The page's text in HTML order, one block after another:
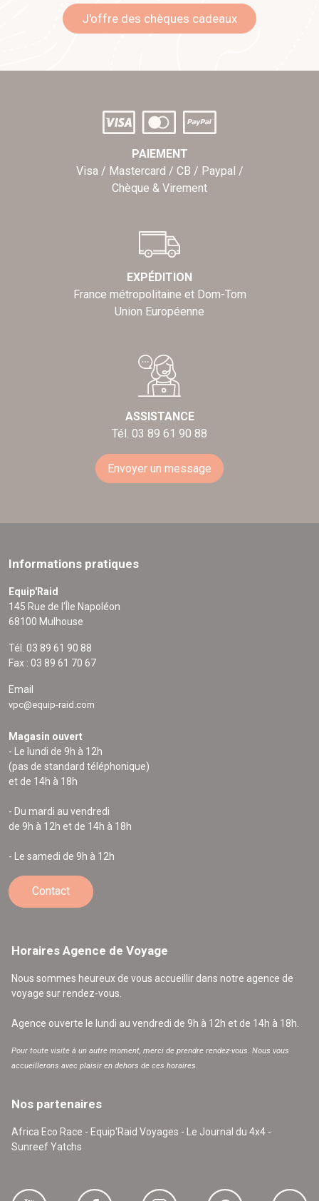
J'offre des chèques cadeaux
PAIEMENT
Visa / Mastercard / CB / Paypal /
Chèque & Virement
EXPÉDITION
France métropolitaine et Dom-Tom
Union Européenne
ASSISTANCE
Tél. 03 89 61 90 88
Envoyer un message
Informations pratiques
Equip'Raid
145 Rue de l'Île Napoléon
68100 Mulhouse
Tél. 03 89 61 90 88
Fax : 03 89 61 70 67
Email
vpc@equip-raid.com
Magasin ouvert
- Le lundi de 9h à 12h
(pas de standard téléphonique)
et de 14h à 18h
- Du mardi au vendredi
de 9h à 12h et de 14h à 18h
- Le samedi de 9h à 12h
Contact
Horaires Agence de Voyage
Nous sommes heureux de vous accueillir dans notre agence de
voyage sur rendez-vous.
Agence ouverte le lundi au vendredi de 9h à 12h et de 14h à 18h.
Pour toute visite à un autre moment, merci de prendre rendez-vous. Nous vous
accueillerons avec plaisir en dehors de ces horaires.
Nos partenaires
Africa Eco Race - Equip'Raid Voyages - Le Journal du 4x4 -
Sunreef Yatchs